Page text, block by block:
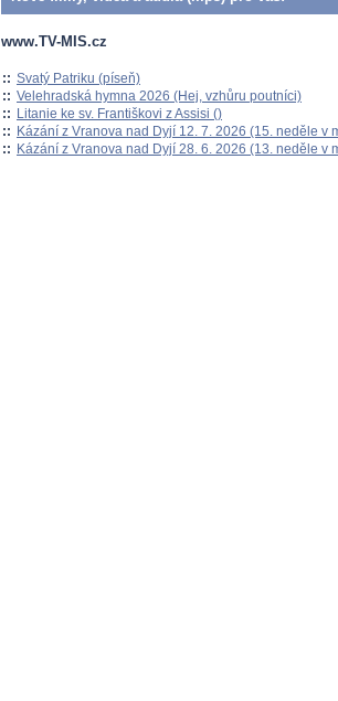
www.TV-MIS.cz
:: Svatý Patriku (píseň)
:: Velehradská hymna 2026 (Hej, vzhůru poutníci)
:: Litanie ke sv. Františkovi z Assisi ()
:: Kázání z Vranova nad Dyjí 12. 7. 2026 (15. neděle v
:: Kázání z Vranova nad Dyjí 28. 6. 2026 (13. neděle v